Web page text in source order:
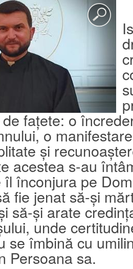
fațete: o
o
și
acestea s-au
îl înconjura pe
fie jenat să-și
să-și arate
unde
se îmbină cu
Persoana sa.